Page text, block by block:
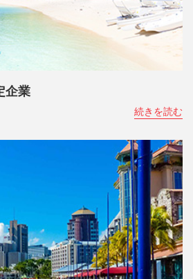
企業
続きを読む